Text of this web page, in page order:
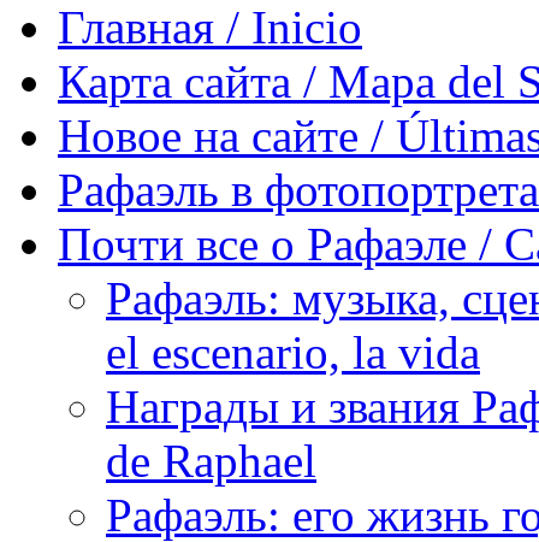
Главная / Inicio
Карта сайта / Mapa del
Новое на сайте /
Рафаэль в
Почти все о Рафаэле /
Рафаэль: музыка,
el escenario, la vida
Награды и звания
de Raphael
Рафаэль: его жизнь